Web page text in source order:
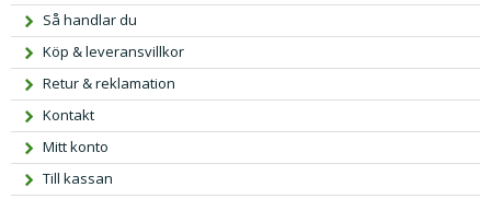
Så handlar du
Köp & leveransvillkor
Retur & reklamation
Kontakt
Mitt konto
Till kassan